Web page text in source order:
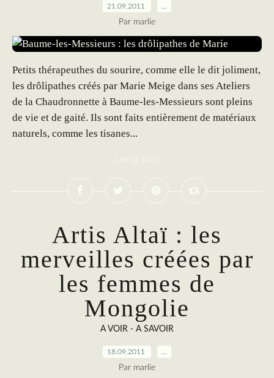
21.09.2011
Par marlie
Petits thérapeuthes du sourire, comme elle le dit joliment,
les drôlipathes créés par Marie Meige dans ses Ateliers
de la Chaudronnette à Baume-les-Messieurs sont pleins
de vie et de gaité. Ils sont faits entièrement de matériaux
naturels, comme les tisanes...
Artis Altaï : les
merveilles créées par
les femmes de
Mongolie
A VOIR - A SAVOIR
18.09.2011
Par marlie